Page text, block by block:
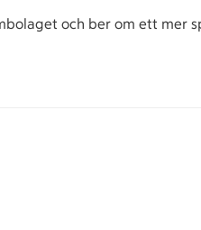
och ber om ett mer